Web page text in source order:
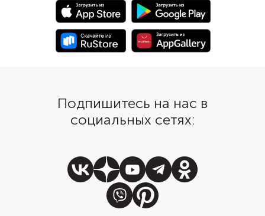
Подпишитесь на нас в
социальных сетях: